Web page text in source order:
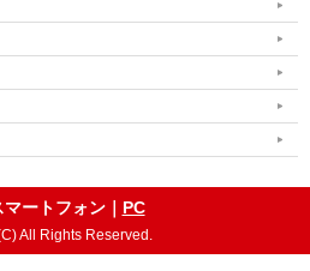
ートフォン｜ PC
All Rights Reserved.